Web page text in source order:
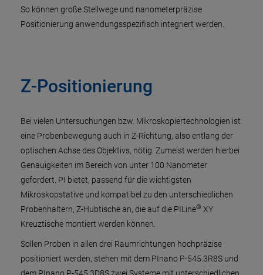
So können große Stellwege und nanometerpräzise
Positionierung anwendungsspezifisch integriert werden.
Z-Positionierung
Bei vielen Untersuchungen bzw. Mikroskopiertechnologien ist
eine Probenbewegung auch in Z-Richtung, also entlang der
optischen Achse des Objektivs, nötig. Zumeist werden hierbei
Genauigkeiten im Bereich von unter 100 Nanometer
gefordert. PI bietet, passend für die wichtigsten
Mikroskopstative und kompatibel zu den unterschiedlichen
Probenhaltern, Z-Hubtische an, die auf die PILine® XY
Kreuztische montiert werden können.
Sollen Proben in allen drei Raumrichtungen hochpräzise
positioniert werden, stehen mit dem PInano P-545.3R8S und